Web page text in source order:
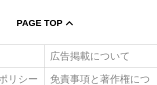
PAGE TOP
広告掲載について
リシー
免責事項と著作権につ